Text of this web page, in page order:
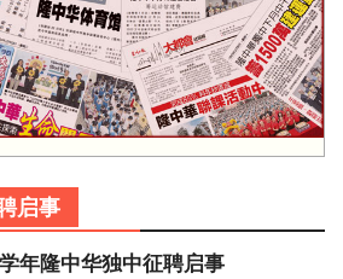
启事
年隆中华独中征聘启事